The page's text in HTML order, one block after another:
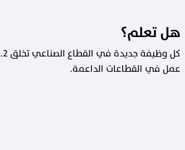
هل تعلم؟
عمل في القطاعات الداعمة.